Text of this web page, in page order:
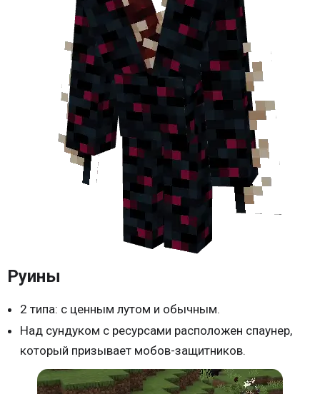
Руины
2 типа: с ценным лутом и обычным.
Над сундуком с ресурсами расположен спаунер,
который призывает мобов-защитников.